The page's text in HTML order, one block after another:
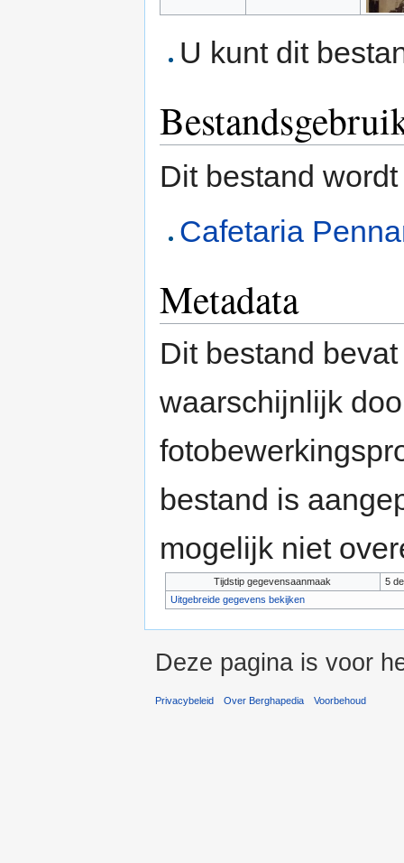
U kunt dit
Dit bestand
Cafetaria
Metadata
Dit bestand
waarschijnlijk
bestand is
mogelijk niet
Tijdstip gegevensaanmaak
5
Uitgebreide gegevens bekijken
Deze pagina is voor
Privacybeleid Over Berghapedia Voorbehoud